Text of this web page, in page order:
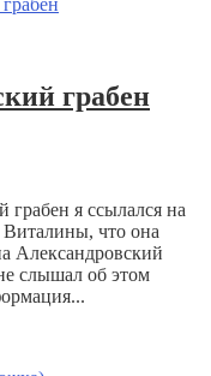
грабен
грабен я ссылался на
Виталины, что она
Александровский
слышал об этом